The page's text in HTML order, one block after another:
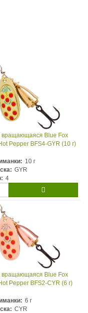
вращающаяся Blue Fox
Pepper BFS4-GYR (10 г)
10 г
GYR
4
вращающаяся Blue Fox
Pepper BFS2-CYR (6 г)
6 г
CYR